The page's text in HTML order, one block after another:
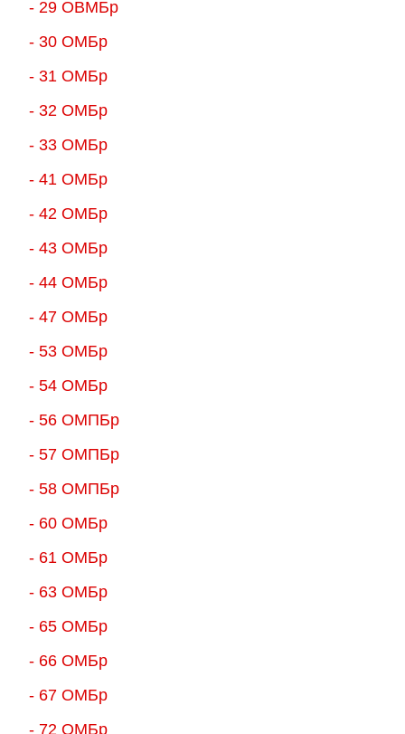
- 29 ОВМБр
- 30 ОМБр
- 31 ОМБр
- 32 ОМБр
- 33 ОМБр
- 41 ОМБр
- 42 ОМБр
- 43 ОМБр
- 44 ОМБр
- 47 ОМБр
- 53 ОМБр
- 54 ОМБр
- 56 ОМПБр
- 57 ОМПБр
- 58 ОМПБр
- 60 ОМБр
- 61 ОМБр
- 63 ОМБр
- 65 ОМБр
- 66 ОМБр
- 67 ОМБр
- 72 ОМБр